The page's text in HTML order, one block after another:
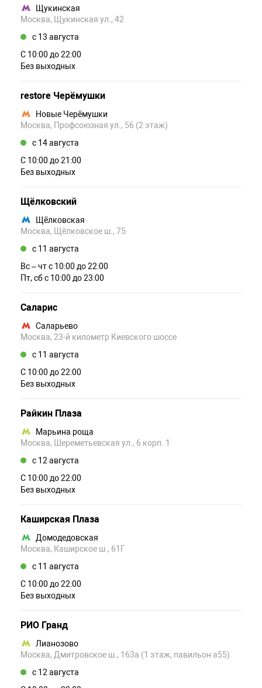
Щукинская
Москва, Щукинская ул., 42
c 13 августа
С 10:00 до 22:00
Без выходных
restore Черёмушки
Новые Черёмушки
Москва, Профсоюзная ул., 56 (2 этаж)
c 14 августа
С 10:00 до 21:00
Без выходных
Щёлковский
Щёлковская
Москва, Щёлковское ш., 75
c 11 августа
Вс – чт c 10:00 до 22:00
Пт, сб c 10:00 до 23:00
Саларис
Саларьево
Москва, 23-й километр Киевского шоссе
c 11 августа
С 10:00 до 22:00
Без выходных
Райкин Плаза
Марьина роща
Москва, Шереметьевская ул., 6 корп. 1
c 12 августа
С 10:00 до 22:00
Без выходных
Каширская Плаза
Домодедовская
Москва, Каширское ш., 61Г
c 11 августа
С 10:00 до 22:00
Без выходных
РИО Гранд
Лианозово
Москва, Дмитровское ш., 163а (1 этаж, павильон а55)
c 12 августа